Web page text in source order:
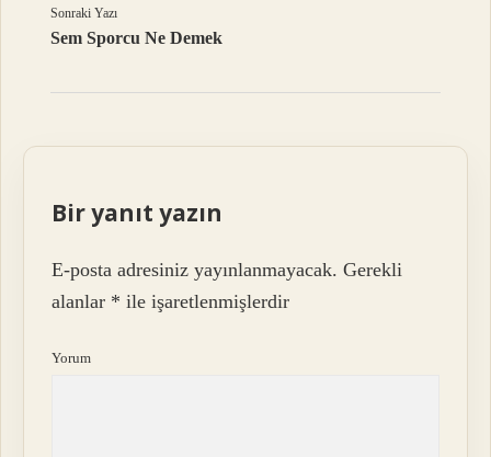
Sonraki Yazı
Sem Sporcu Ne Demek
Bir yanıt yazın
E-posta adresiniz yayınlanmayacak. Gerekli
alanlar * ile işaretlenmişlerdir
Yorum